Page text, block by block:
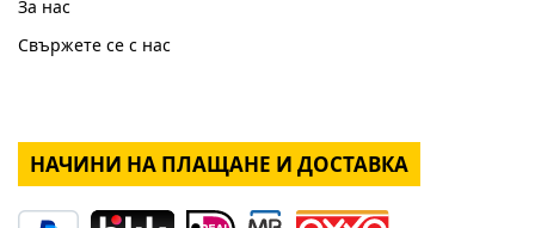
За нас
Свържете се с нас
НАЧИНИ НА ПЛАЩАНЕ И ДОСТАВКА